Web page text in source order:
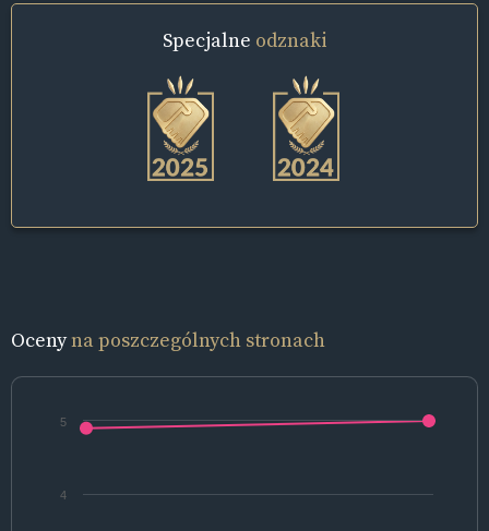
Specjalne odznaki
Ocenyna poszczególnych stronach
4
5